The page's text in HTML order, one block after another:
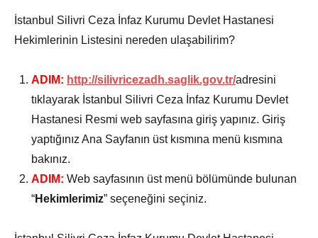
İstanbul Silivri Ceza İnfaz Kurumu Devlet Hastanesi
Hekimlerinin Listesini nereden ulaşabilirim?
ADIM: http://silivricezadh.saglik.gov.tr/adresini
tıklayarak İstanbul Silivri Ceza İnfaz Kurumu Devlet
Hastanesi Resmi web sayfasına giriş yapınız. Giriş
yaptığınız Ana Sayfanın üst kısmına menü kısmına
bakınız.
ADIM: Web sayfasının üst menü bölümünde bulunan
“Hekimlerimiz” seçeneğini seçiniz.